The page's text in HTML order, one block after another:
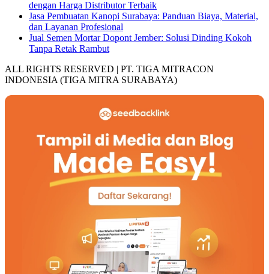
dengan Harga Distributor Terbaik
Jasa Pembuatan Kanopi Surabaya: Panduan Biaya, Material,
dan Layanan Profesional
Jual Semen Mortar Dopont Jember: Solusi Dinding Kokoh
Tanpa Retak Rambut
ALL RIGHTS RESERVED | PT. TIGA MITRACON
INDONESIA (TIGA MITRA SURABAYA)